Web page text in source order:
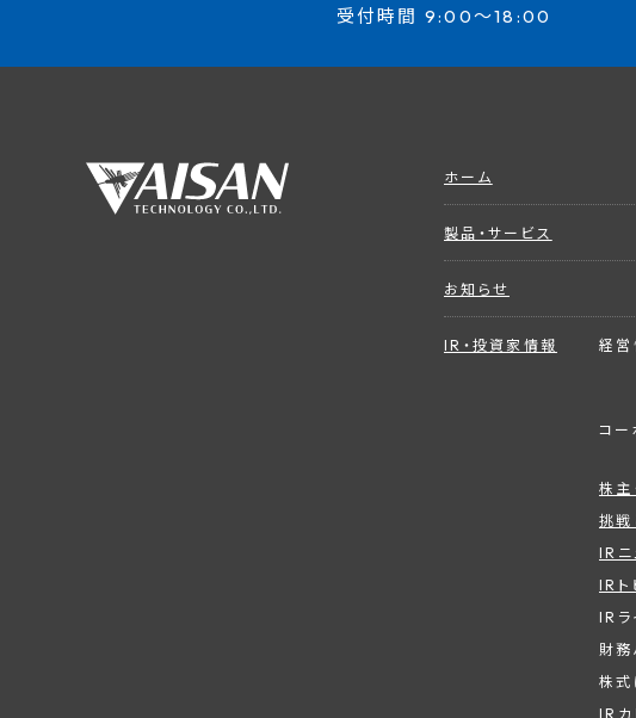
受付時間 9:00～18:00
ホーム
製品・サービス
お知らせ
IR・投資家情報 経営
コー
株主
挑戦
IRニ
IRト
IRラ
財務
株式
IRカ